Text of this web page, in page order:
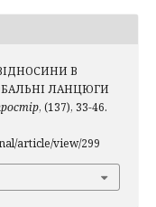
В
ЛАНЦЮГИ
, (137), 33-46.
article/view/299